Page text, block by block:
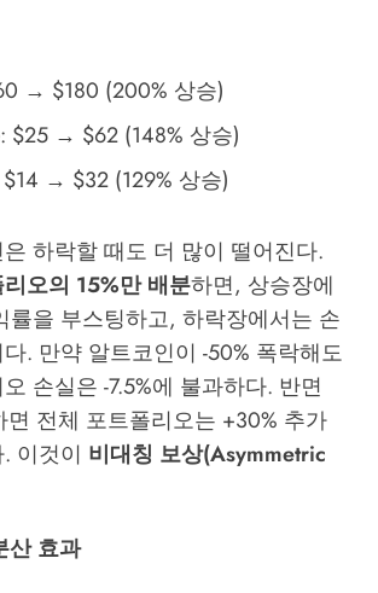
→ $180 (200% 상승)
$25 → $62 (148% 상승)
→ $32 (129% 상승)
하락할 때도 더 많이 떨어진다.
오의 15%만 배분하면, 상승장에
률을 부스팅하고, 하락장에서는 손
. 만약 알트코인이 -50% 폭락해도
손실은 -7.5%에 불과하다. 반면
면 전체 포트폴리오는 +30% 추가
이것이 비대칭 보상(Asymmetric
산 효과